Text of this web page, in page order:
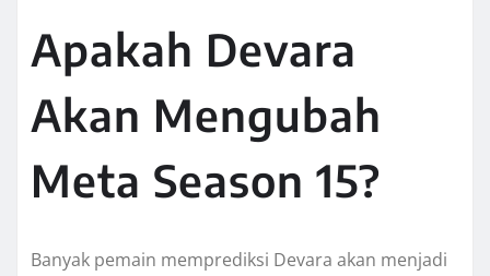
Apakah Devara
Akan Mengubah
Meta Season 15?
Banyak pemain memprediksi Devara akan menjadi